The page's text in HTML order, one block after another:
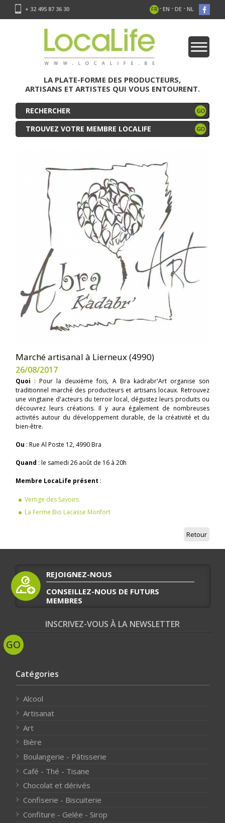
+ 32 495 87 36 30 FR - EN - DE - NL
LA PLATE-FORME DES PRODUCTEURS,
ARTISANS ET ARTISTES QUI VOUS ENTOURENT.
TROUVEZ VOTRE MEMBRE LOCALIFE
Marché artisanal à Lierneux (4990)
26/08/2017
Quoi : Pour la deuxième fois, A Bra kadrabr'Art organise son
traditionnel marché des producteurs et artisans locaux. Retrouvez
une vingtaine d'acteurs du terroir local, dégustez leurs produits ou
découvrez leurs créations. Il y aura également de nombreuses
activités autour du développement durable, de la créativité et du
bien-être.
Ou : Rue Al Poste 12, 4990 Bra
Quand : le samedi 26 août de 16 à 20h
Membre LocaLife présent :
Vertige des Savoirs
La Ferme Bio Lacasse Monfort
Retour
REJOIGNEZ-NOUS
CONSEILLEZ-NOUS DE FUTURS
MEMBRES
INSCRIVEZ-VOUS À LA NEWSLETTER
Catégories
Alcool
Artisanat
Art
Bière
Boulangerie - Pâtisserie
Café - Thé - Tisane
Chocolat et dérivés
Confiserie - Biscuiterie
Confiture - Gelée - Sirop